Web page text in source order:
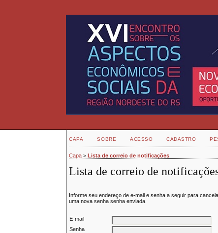
CAPA SOBRE ACESSO CADASTRO
Capa >Lista de correio de notificações
Lista de correio de
Informe seu endereço de e-mail e senha a seguir para
uma nova senha senha enviada.
E-mail
Senha